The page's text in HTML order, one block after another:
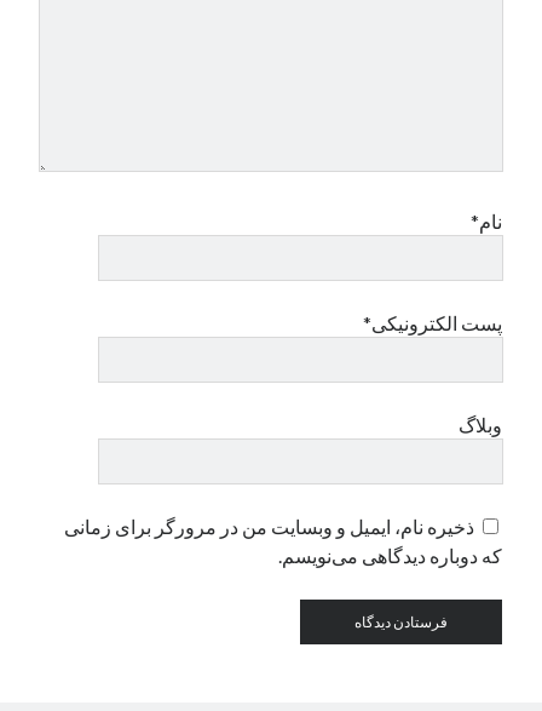
نام*
پست الکترونیکی*
وبلاگ
ذخیره نام، ایمیل و وبسایت من در مرورگر برای زمانی
که دوباره دیدگاهی می‌نویسم.